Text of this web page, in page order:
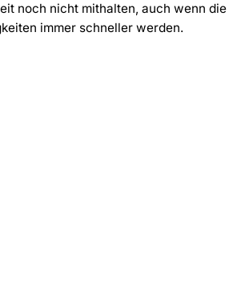
noch nicht mithalten, auch wenn die
immer schneller werden.